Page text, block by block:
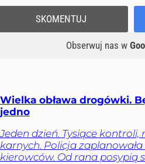
Obserwuj nas w
SKOMENTUJ
Wielka obława drogówki.
jedno
Jeden dzień. Tysiące
karnych. Policja
kierowców. Od rana posypią